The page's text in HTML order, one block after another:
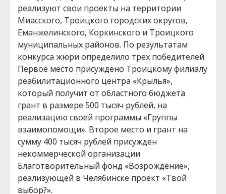
реализуют свои проекты на территории
Миасского, Троицкого городских округов,
Еманжелинского, Коркинского и Троицкого
муниципальных районов. По результатам
конкурса жюри определило трех победителей.
Первое место присуждено Троицкому филиалу
реабилитационного центра «Крылья»,
который получит от областного бюджета
грант в размере 500 тысяч рублей, на
реализацию своей программы «Группы
взаимопомощи». Второе место и грант на
сумму 400 тысяч рублей присужден
некоммерческой организации
Благотворительный фонд «Возрождение»,
реализующей в Челябинске проект «Твой
выбор?».